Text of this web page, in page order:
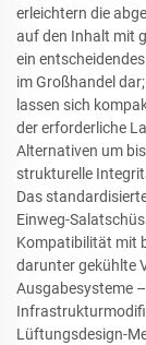
erleichtern die
auf den Inhalt mit
ein
im Großhandel
lassen sich
der erforderliche
Alternativen um
strukturelle
Das
Einweg-
Kompatibilität mit
darunter gekühlte
Ausgabesysteme
Lüftungsdesign-